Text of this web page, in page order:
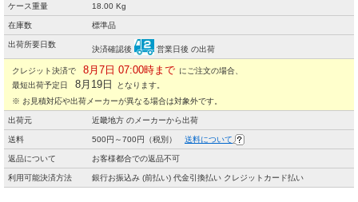
ケース重量 18.00 Kg
在庫数 標準品
出荷所要日数
決済確認後 営業日後 の出荷
クレジット決済で 8月7日 07:00時まで にご注文の場合、
最短出荷予定日
8月19日
となります。
※ お見積対応や出荷メーカーが異なる場合は対象外です。
出荷元 近畿地方 のメーカーから出荷
送料 500円～700円（税別） 送料について
返品について お客様都合での返品不可
利用可能決済方法 銀行お振込み (前払い) 代金引換払い クレジットカード払い